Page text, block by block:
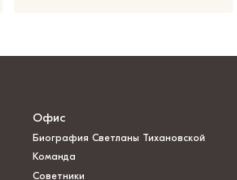
Офис
Биография Светланы Тихановской
Команда
Советники